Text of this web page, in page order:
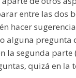
entre las dos
hacer
alguna pregunta
la segunda parte
quizá en la